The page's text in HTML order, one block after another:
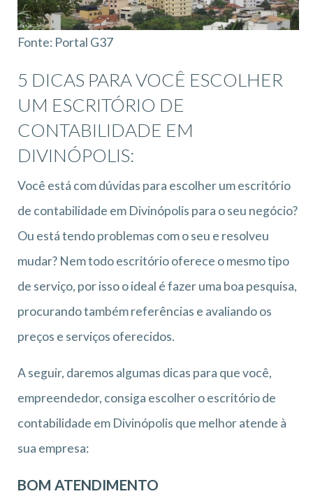
Fonte: Portal G37
5 DICAS PARA VOCÊ ESCOLHER
UM ESCRITÓRIO DE
CONTABILIDADE EM
DIVINÓPOLIS:
Você está com dúvidas para escolher um escritório
de contabilidade em Divinópolis para o seu negócio?
Ou está tendo problemas com o seu e resolveu
mudar? Nem todo escritório oferece o mesmo tipo
de serviço, por isso o ideal é fazer uma boa pesquisa,
procurando também referências e avaliando os
preços e serviços oferecidos.
A seguir, daremos algumas dicas para que você,
empreendedor, consiga escolher o escritório de
contabilidade em Divinópolis que melhor atende à
sua empresa:
BOM ATENDIMENTO